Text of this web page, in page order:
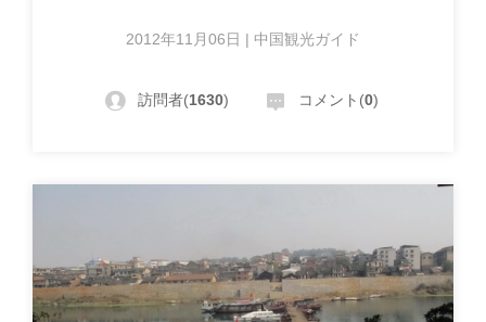
2012年11月06日 | 中国観光ガイド
訪問者(1630) コメント(0)